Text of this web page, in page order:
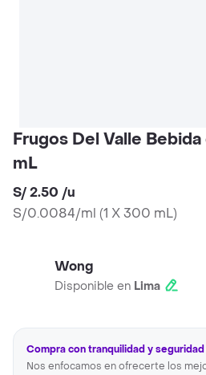
Frugos Del Valle
mL
S/ 2.50 /u
S/0.0084/ml (1 X 300 mL)
Wong
Disponible en Lima
Compra con tranquilidad y seguridad
Nos enfocamos en ofrecerte los